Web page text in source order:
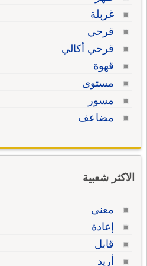
غربلة
قرحي
قرحي أكالي
قهوة
مستوى
مسور
مضاعف
الاكثر شعبية
معنى
إعادة
قابل
أريد